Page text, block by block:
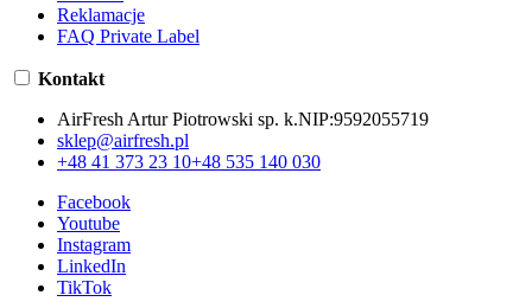
Reklamacje
FAQ Private Label
Kontakt
AirFresh Artur Piotrowski sp. k.NIP:9592055719
sklep@airfresh.pl
+48 41 373 23 10+48 535 140 030
Facebook
Youtube
Instagram
LinkedIn
TikTok